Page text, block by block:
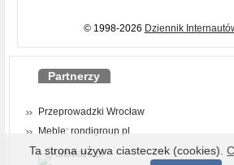
© 1998-2026 Dziennik
Partnerzy
Przeprowadzki Wrocław
Meble: rondigroup.pl
Ta strona używa ciasteczek (cookies).